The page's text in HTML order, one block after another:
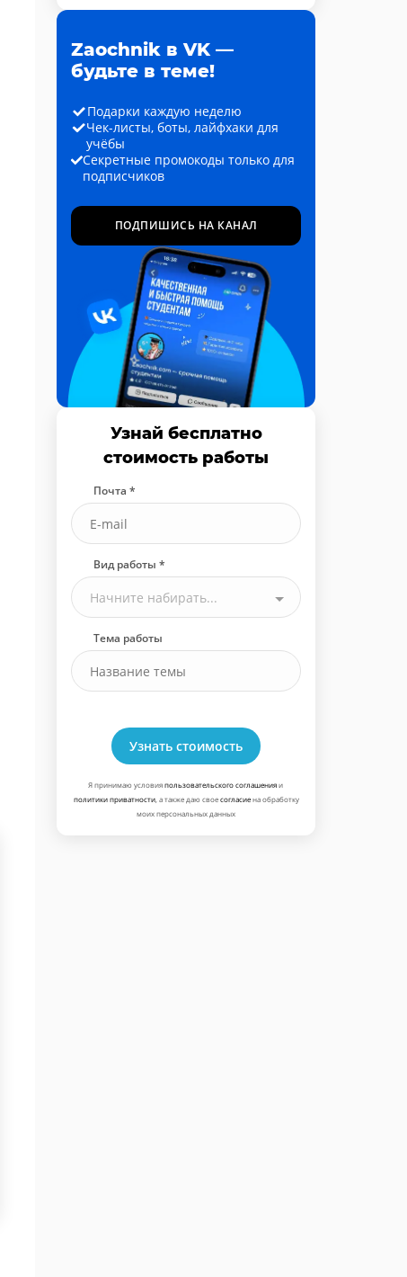
Zaochnik в VK —
будьте в теме!
Подарки каждую неделю
Чек-листы, боты, лайфхаки для
учёбы
Секретные промокоды только для
подписчиков
ПОДПИШИСЬ НА КАНАЛ
Узнай бесплатно
стоимость работы
Почта *
Вид работы *
Начните набирать...
Тема работы
Узнать стоимость
Я принимаю условияпользовательского соглашенияи
политики приватности, а также даю своесогласиена обработку
моих персональных данных